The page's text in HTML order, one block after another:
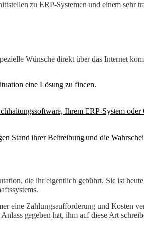
zu ERP-Systemen und einem sehr
Wünsche direkt über das Internet
eine Lösung zu finden.
Ihrem ERP-System oder
Stand ihrer Beitreibung und die
die ihr eigentlich gebührt. Sie ist
eine Zahlungsaufforderung und Kosten
gegeben hat, ihm auf diese Art